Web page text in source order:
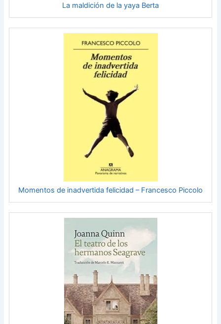
La maldición de la yaya Berta
Momentos de inadvertida felicidad – Francesco Piccolo